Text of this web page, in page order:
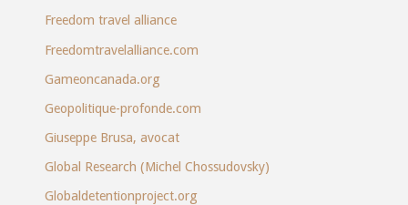
Freedom travel alliance
Freedomtravelalliance.com
Gameoncanada.org
Geopolitique-profonde.com
Giuseppe Brusa, avocat
Global Research (Michel Chossudovsky)
Globaldetentionproject.org